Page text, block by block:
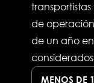
de
de un año
MENOS DE